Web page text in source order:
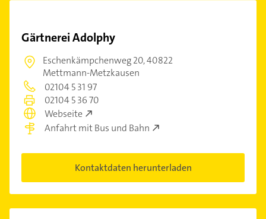
Gärtnerei Adolphy
Eschenkämpchenweg 20,40822
Mettmann-Metzkausen
02104 5 31 97
02104 5 36 70
Webseite
Anfahrt mit Bus und Bahn
Kontaktdaten herunterladen